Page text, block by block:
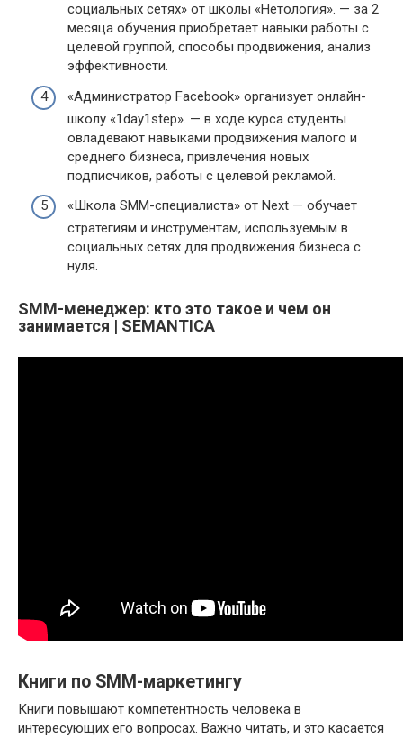
социальных сетях» от школы «Нетология». — за 2
месяца обучения приобретает навыки работы с
целевой группой, способы продвижения, анализ
эффективности.
«Администратор Facebook» организует онлайн-
школу «1day1step». — в ходе курса студенты
овладевают навыками продвижения малого и
среднего бизнеса, привлечения новых
подписчиков, работы с целевой рекламой.
«Школа SMM-специалиста» от Next — обучает
стратегиям и инструментам, используемым в
социальных сетях для продвижения бизнеса с
нуля.
SMM-менеджер: кто это такое и чем он
занимается | SEMANTICA
Книги по SMM-маркетингу
Книги повышают компетентность человека в
интересующих его вопросах. Важно читать, и это касается